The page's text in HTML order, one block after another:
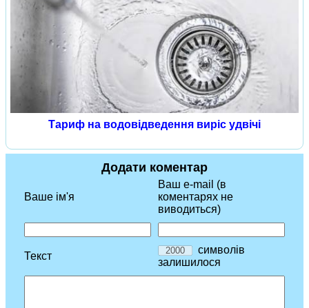
Тариф на водовідведення виріс удвічі
Додати коментар
Ваше ім'я
Ваш e-mail (в
коментарях не
виводиться)
Текст
символів
залишилося